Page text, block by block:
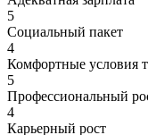
5
Социальный пакет
4
Комфортные условия
5
Профессиональный
4
Карьерный рост